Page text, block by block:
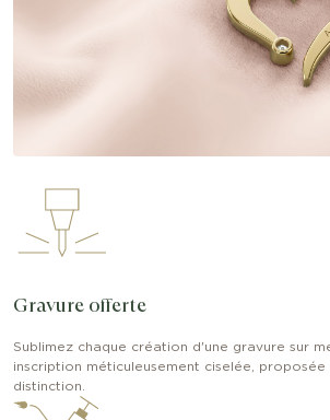
Gravure offerte
Sublimez chaque création d'une gravure sur
inscription méticuleusement ciselée,
distinction.